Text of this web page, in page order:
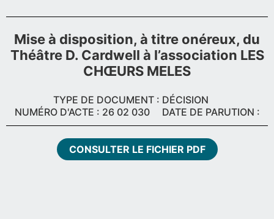
Mise à disposition, à titre onéreux, du
Théâtre D. Cardwell à l’association LES
CHŒURS MELES
TYPE DE DOCUMENT : DÉCISION
NUMÉRO D'ACTE : 26 02 030
DATE DE PARUTION :
CONSULTER LE FICHIER PDF